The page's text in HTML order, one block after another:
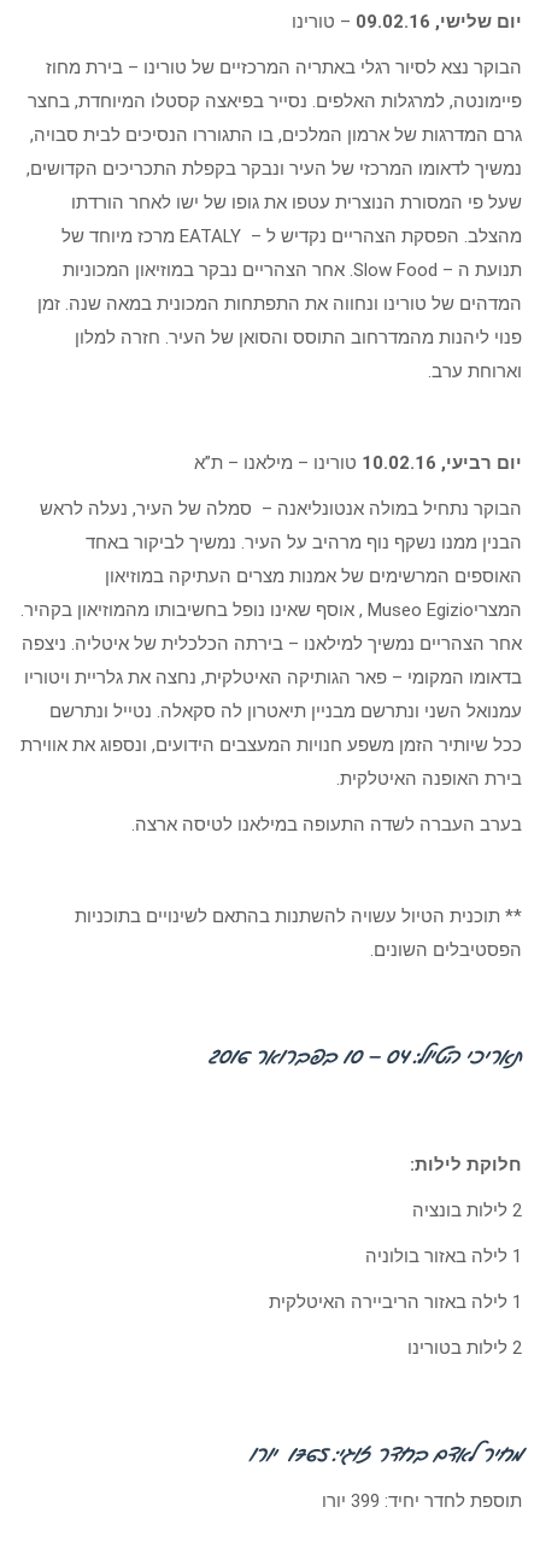
יום שלישי, 09.02.16 – טורינו
הבוקר נצא לסיור רגלי באתריה המרכזיים של טורינו – בירת מחוז
פיימונטה, למרגלות האלפים. נסייר בפיאצה קסטלו המיוחדת, בחצר
גרם המדרגות של ארמון המלכים, בו התגוררו הנסיכים לבית סבויה,
נמשיך לדאומו המרכזי של העיר ונבקר בקפלת התכריכים הקדושים,
שעל פי המסורת הנוצרית עטפו את גופו של ישו לאחר הורדתו
מהצלב. הפסקת הצהריים נקדיש ל – EATALY מרכז מיוחד של
תנועת ה – Slow Food. אחר הצהריים נבקר במוזיאון המכוניות
המדהים של טורינו ונחווה את התפתחות המכונית במאה שנה. זמן
פנוי ליהנות מהמדרחוב התוסס והסואן של העיר. חזרה למלון
וארוחת ערב.
יום רביעי, 10.02.16 טורינו – מילאנו – ת”א
הבוקר נתחיל במולה אנטונליאנה – סמלה של העיר, נעלה לראש
הבנין ממנו נשקף נוף מרהיב על העיר. נמשיך לביקור באחד
האוספים המרשימים של אמנות מצרים העתיקה במוזיאון
המצריMuseo Egizio , אוסף שאינו נופל בחשיבותו מהמוזיאון בקהיר.
אחר הצהריים נמשיך למילאנו – בירתה הכלכלית של איטליה. ניצפה
בדאומו המקומי – פאר הגותיקה האיטלקית, נחצה את גלריית ויטוריו
עמנואל השני ונתרשם מבניין תיאטרון לה סקאלה. נטייל ונתרשם
ככל שיותיר הזמן משפע חנויות המעצבים הידועים, ונספוג את אווירת
בירת האופנה האיטלקית.
בערב העברה לשדה התעופה במילאנו לטיסה ארצה.
** תוכנית הטיול עשויה להשתנות בהתאם לשינויים בתוכניות
הפסטיבלים השונים.
תאריכי הטיול: 04 – 10 בפברואר 2016
חלוקת לילות:
2 לילות בונציה
1 לילה באזור בולוניה
1 לילה באזור הריביירה האיטלקית
2 לילות בטורינו
מחיר לאדם בחדר זוגי: 1765 יורו
תוספת לחדר יחיד: 399 יורו